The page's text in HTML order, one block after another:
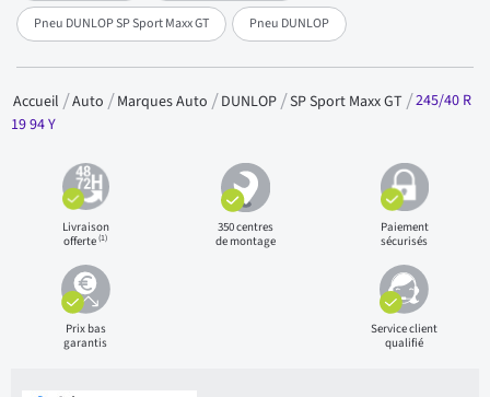
Pneu DUNLOP SP Sport Maxx GT Pneu DUNLOP
Accueil Auto Marques Auto DUNLOP SP Sport Maxx GT
245/40 R
19 94 Y
Livraison
offerte(1)
350 centres
de montage
Paiement
sécurisés
Prix bas
garantis
Service client
qualifié